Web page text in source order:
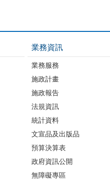
業務資訊
業務服務
施政計畫
施政報告
法規資訊
統計資料
文宣品及出版品
預算決算表
政府資訊公開
無障礙專區